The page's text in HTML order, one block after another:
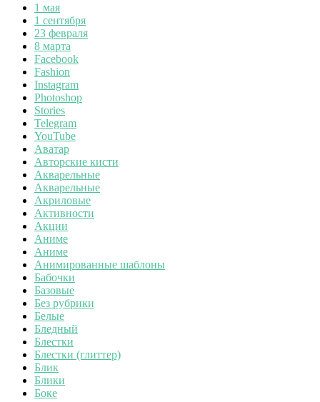
1 мая
1 сентября
23 февраля
8 марта
Facebook
Fashion
Instagram
Photoshop
Stories
Telegram
YouTube
Аватар
Авторские кисти
Акварельные
Акварельные
Акриловые
Активности
Акции
Аниме
Аниме
Анимированные шаблоны
Бабочки
Базовые
Без рубрики
Белые
Бледный
Блестки
Блестки (глиттер)
Блик
Блики
Боке